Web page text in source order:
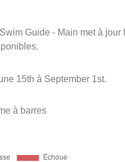
Guide - Main met à jour
15th à September 1st.
à barres